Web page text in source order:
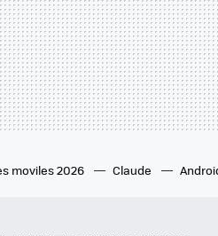
moviles 2026 Claude